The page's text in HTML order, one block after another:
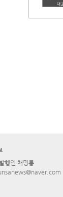
행인 채명룡